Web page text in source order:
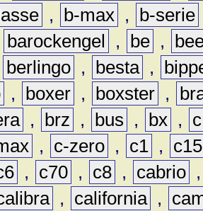
, b-max , b-serie
barockengel , be ,
berlingo , besta ,
, boxer , boxster ,
, brz , bus , bx ,
c
, c-zero , c1 ,
c15
, c70 , c8 , cabrio
, california ,